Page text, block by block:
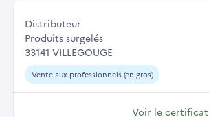
Distributeur
Produits surgelés
33141 VILLEGOUGE
Vente aux professionnels (en gros)
Voir le certificat